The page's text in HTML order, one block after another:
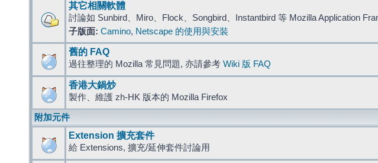
其它相關軟體
討論如 Sunbird、Miro、Flock、Songbird、Instantbird 等 Mozilla Application
子版面: Camino, Netscape 的使用與安裝
舊的 FAQ
過往整理的 Mozilla 常見問題, 亦請參考 Wiki 版 FAQ
香港大鍋炒
製作、維護 zh-HK 版本的 Mozilla Firefox
附加元件
Extension 擴充套件
給 Extensions, 擴充/延伸套件討論用